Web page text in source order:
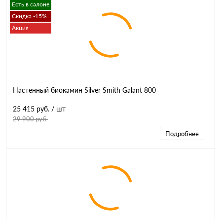
Есть в салоне
Скидка -15%
Акция
Настенный биокамин Silver Smith Galant 800
25 415 руб. / шт
29 900 руб.
Подробнее